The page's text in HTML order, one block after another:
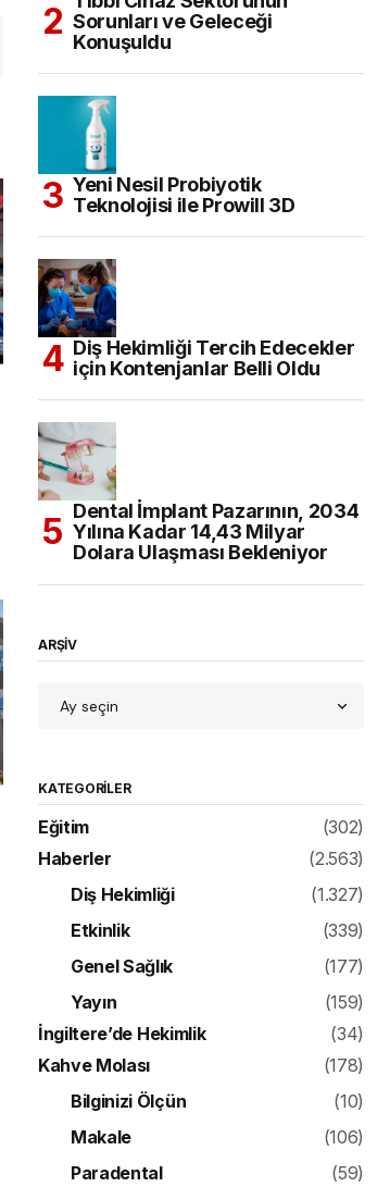
Sorunları ve Geleceği
Konuşuldu
Yeni Nesil Probiyotik
Teknolojisi ile Prowill 3D
Diş Hekimliği Tercih Edecekler
için Kontenjanlar Belli Oldu
Dental İmplant Pazarının, 2034
Yılına Kadar 14,43 Milyar
Dolara Ulaşması Bekleniyor
ARŞİV
KATEGORILER
Eğitim
(302)
Haberler
(2.563)
Diş Hekimliği
(1.327)
Etkinlik
(339)
Genel Sağlık
(177)
Yayın
(159)
İngiltere’de Hekimlik
(34)
Kahve Molası
(178)
Bilginizi Ölçün
(10)
Makale
(106)
Paradental
(59)